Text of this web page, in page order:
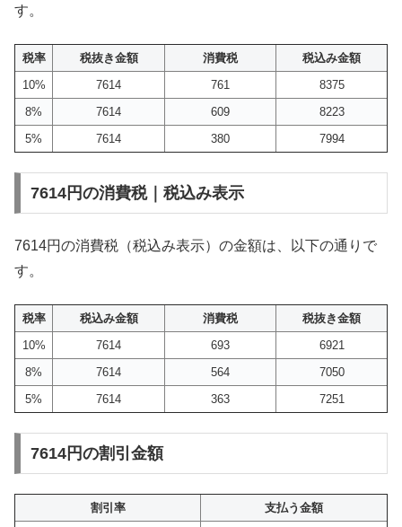
す。
税率 税抜き金額 消費税
税込み金額
10%
7614 761
8375
8%
7614 609
8223
5%
7614 380 7994
7614円の消費税｜税込み表示
7614円の消費税（税込み表示）の金額は、以下の通りで
す。
税率 税込み金額 消費税
税抜き金額
10%
7614 693
6921
8%
7614 564
7050
5%
7614 363 7251
7614円の割引金額
割引率
支払う金額